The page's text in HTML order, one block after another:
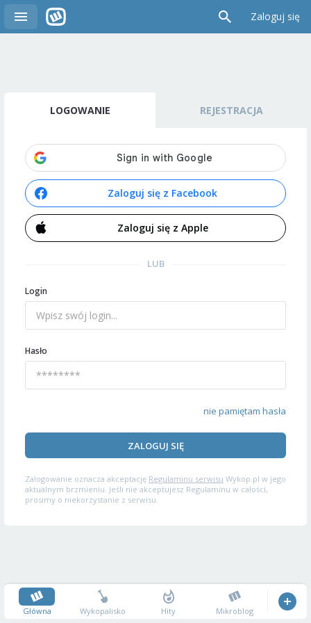
Zaloguj się
LOGOWANIE REJESTRACJA
Zaloguj się z Facebook
Zaloguj się z Apple
LUB
Login
Hasło
nie pamiętam hasła
ZALOGUJ SIĘ
Zalogowanie oznacza akceptację Regulaminu serwisu Wykop.pl w jego
aktualnym brzmieniu. Jeśli nie akceptujesz Regulaminu w całości,
prosimy o niekorzystanie z serwisu.
Główna Wykopalisko Hity Mikroblog